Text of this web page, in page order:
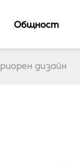
Общност
дизайн